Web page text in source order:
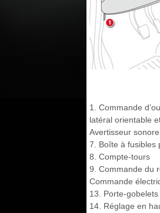
1. Commande
latéral orientable
Avertisseur sonore
7. Boîte à fusibles
8. Compte-tours
9. Commande du
Commande
13. Porte-gobelets
14. Réglage en